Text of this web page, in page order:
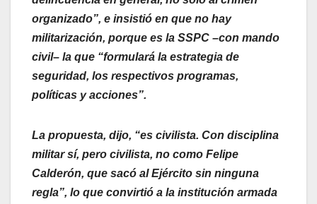
organizado”, e insistió en que no hay
militarización, porque es la SSPC –con mando
civil– la que “formulará la estrategia de
seguridad, los respectivos programas,
políticas y acciones”.
La propuesta, dijo, “es civilista. Con disciplina
militar sí, pero civilista, no como Felipe
Calderón, que sacó al Ejército sin ninguna
regla”, lo que convirtió a la institución armada